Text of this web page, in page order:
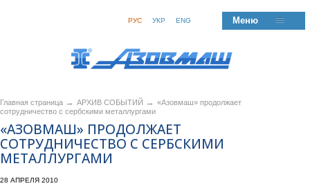
РУС УКР ENG Меню
Главная страница → АРХИВ СОБЫТИЙ → «Азовмаш» продолжает
сотрудничество с сербскими металлургами
«АЗОВМАШ» ПРОДОЛЖАЕТ
СОТРУДНИЧЕСТВО С СЕРБСКИМИ
МЕТАЛЛУРГАМИ
28 АПРЕЛЯ 2010